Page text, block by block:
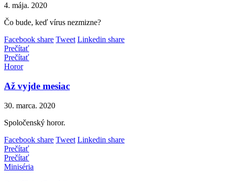
4. mája. 2020
Čo bude, keď vírus nezmizne?
Facebook share Tweet Linkedin share
Prečítať
Prečítať
Horor
Až vyjde mesiac
30. marca. 2020
Spoločenský horor.
Facebook share Tweet Linkedin share
Prečítať
Prečítať
Miniséria